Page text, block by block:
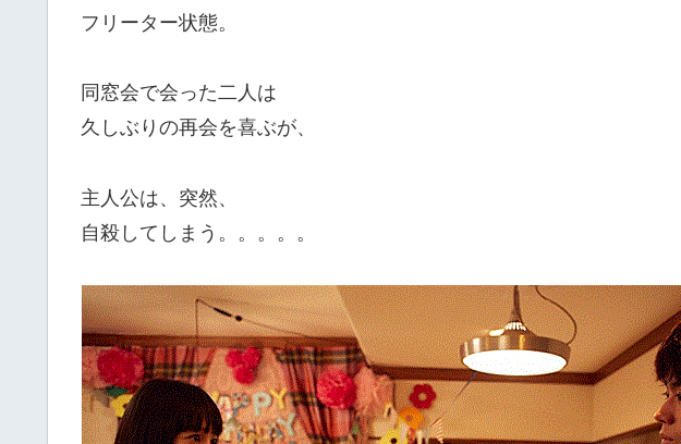
フリーター状態。
同窓会で会った二人は
久しぶりの再会を喜ぶが、
主人公は、突然、
自殺してしまう。。。。。